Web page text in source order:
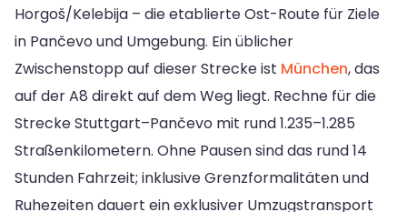
Horgoš/Kelebija – die etablierte Ost-Route für Ziele
in Pančevo und Umgebung. Ein üblicher
Zwischenstopp auf dieser Strecke ist München, das
auf der A8 direkt auf dem Weg liegt. Rechne für die
Strecke Stuttgart–Pančevo mit rund 1.235–1.285
Straßenkilometern. Ohne Pausen sind das rund 14
Stunden Fahrzeit; inklusive Grenzformalitäten und
Ruhezeiten dauert ein exklusiver Umzugstransport